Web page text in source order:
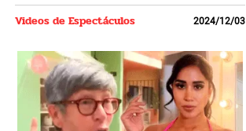
Videos de Espectáculos 2024/12/03